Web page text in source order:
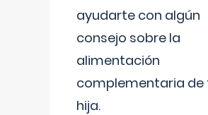
ayudarte con algún
consejo sobre la
alimentación
complementaria de
hija.